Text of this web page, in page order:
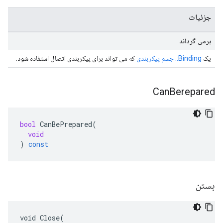
جزئیات
برمی گرداند
یک Binding:: جسم پیکربندی که می تواند برای پیکربندی اتصال استفاده شود.
CanBerepared
bool CanBePrepared(
void
) const
بستن
void Close(